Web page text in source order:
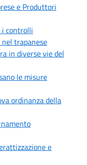
e Produttori
i controlli
trapanese
in diverse vie del
le misure
ordinanza della
e